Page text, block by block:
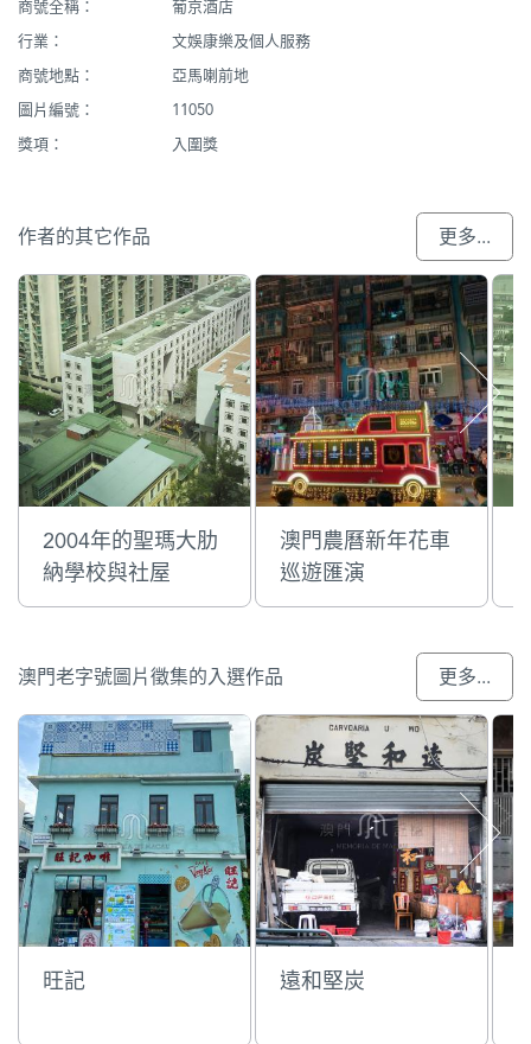
商號全稱：
葡京酒店
行業：
文娛康樂及個人服務
商號地點：
亞馬喇前地
圖片編號：
11050
獎項：
入圍獎
作者的其它作品 更多...
2004年的聖瑪大肋
納學校與社屋
澳門農曆新年花車
巡遊匯演
澳門老字號圖片徵集的入選作品 更多...
旺記 遠和堅炭